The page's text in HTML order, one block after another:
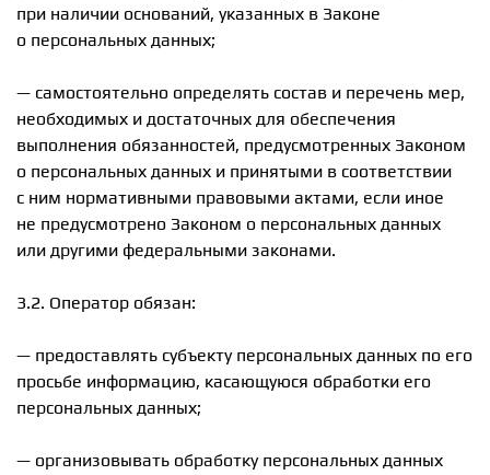
при наличии оснований, указанных в Законе
о персональных данных;
— самостоятельно определять состав и перечень мер,
необходимых и достаточных для обеспечения
выполнения обязанностей, предусмотренных Законом
о персональных данных и принятыми в соответствии
с ним нормативными правовыми актами, если иное
не предусмотрено Законом о персональных данных
или другими федеральными законами.
3.2. Оператор обязан:
— предоставлять субъекту персональных данных по его
просьбе информацию, касающуюся обработки его
персональных данных;
— организовывать обработку персональных данных